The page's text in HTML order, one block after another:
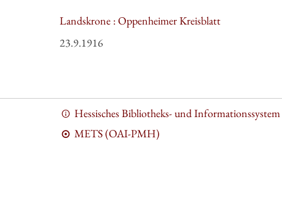
Landskrone : Oppenheimer Kreisblatt
23.9.1916
Hessisches Bibliotheks- und
METS (OAI-PMH)